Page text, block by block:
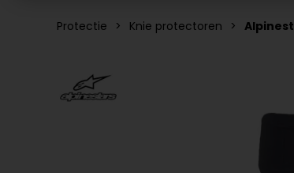
Protectie Knie protectoren